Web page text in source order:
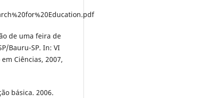
de uma feira de
Bauru-SP. In: VI
Ciências, 2007,
básica. 2006.